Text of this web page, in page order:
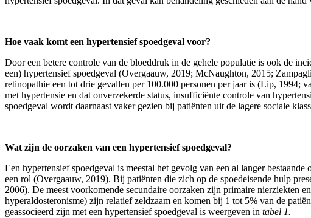
Hoe vaak komt een hypertensief spoedgeval voor?
Door een betere controle van de bloeddruk in de gehele populatie is ook de
een) hypertensief spoedgeval (Overgaauw, 2019; McNaughton, 2015;
retinopathie een tot drie gevallen per 100.000 personen per jaar is (Lip, 1994;
met hypertensie en dat onverzekerde status, insufficiënte controle van
spoedgeval wordt daarnaast vaker gezien bij patiënten uit de lagere sociale
Wat zijn de oorzaken van een hypertensief spoedgeval?
Een hypertensief spoedgeval is meestal het gevolg van een al langer
een rol (Overgaauw, 2019). Bij patiënten die zich op de spoedeisende hulp
2006). De meest voorkomende secundaire oorzaken zijn primaire nierziekten
hyperaldosteronisme) zijn relatief zeldzaam en komen bij 1 tot 5% van de
geassocieerd zijn met een hypertensief spoedgeval is weergeven in tabel 1.